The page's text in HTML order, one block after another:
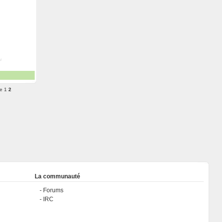
1 2
La communauté
Forums
IRC